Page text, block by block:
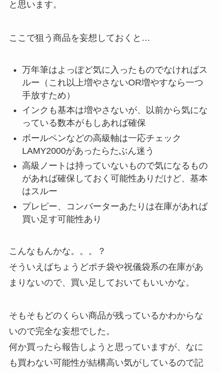
と思います。
ここで狙う商品を妄想しておくと…
万年筆はよっぽど気に入ったものでなければス
ルー（これ以上増やさないOR増やすなら一つ
手放すため）
インクも基本は増やさないが、以前から気にな
っている数本がもしあれば確保
ボールペンなどの高級軸は一応チェック
LAMY2000があったらたぶん迷う
高級ノートは持っていないもので気になるもの
があれば確保しておく可能性ありだけど、基本
はスルー
プレピー、コンバーターあたりは在庫があれば
買い足す可能性あり
こんなもんかな。。。？
そういえばちょうどポチ袋や祝儀袋系の在庫があ
まりないので、買い足しておいてもいいかな。
そもそもどのくらい商品が残っているかわからな
いので完全な妄想でした。
何か買ったら報告しようと思っていますが、なに
も買わない可能性が結構高い気がしているので記